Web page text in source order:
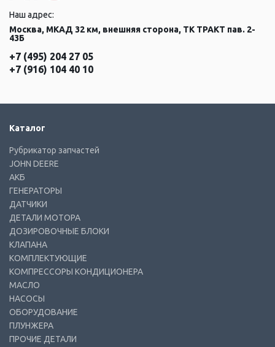
Наш адрес:
Москва, МКАД 32 км, внешняя сторона, ТК ТРАКТ пав. 2-
43Б
+7 (495) 204 27 05
+7 (916) 104 40 10
Каталог
Рубрикатор запчастей
JOHN DEERE
АКБ
ГЕНЕРАТОРЫ
ДАТЧИКИ
ДЕТАЛИ МОТОРА
ДОЗИРОВОЧНЫЕ БЛОКИ
КЛАПАНА
КОМПЛЕКТУЮЩИЕ
КОМПРЕССОРЫ КОНДИЦИОНЕРА
МАСЛО
НАСОСЫ
ОБОРУДОВАНИЕ
ПЛУНЖЕРА
ПРОЧИЕ ДЕТАЛИ